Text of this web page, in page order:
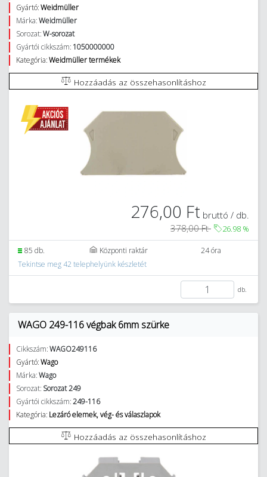
Gyártó:Weidmüller
Márka:Weidmüller
Sorozat:W-sorozat
Gyártói cikkszám: 1050000000
Kategória:Weidmüller termékek
Hozzáadás az összehasonlításhoz
276,00 Ft bruttó / db.
378,00 Ft
26.98 %
85 db. Központi raktár
24 óra
Tekintse meg 42 telephelyünk készletét
db.
WAGO 249-116 végbak 6mm szürke
Cikkszám:WAGO249116
Gyártó:Wago
Márka:Wago
Sorozat: Sorozat 249
Gyártói cikkszám:249-116
Kategória: Lezáró elemek, vég- és válaszlapok
Hozzáadás az összehasonlításhoz